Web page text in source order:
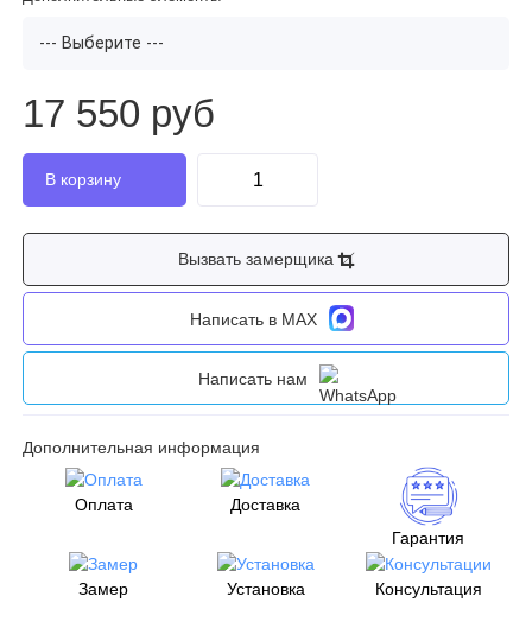
--- Выберите ---
17 550 руб
Вызвать замерщика
Написать в MAX
Написать нам
Дополнительная информация
Оплата
Доставка
Гарантия
Замер Установка Консультация